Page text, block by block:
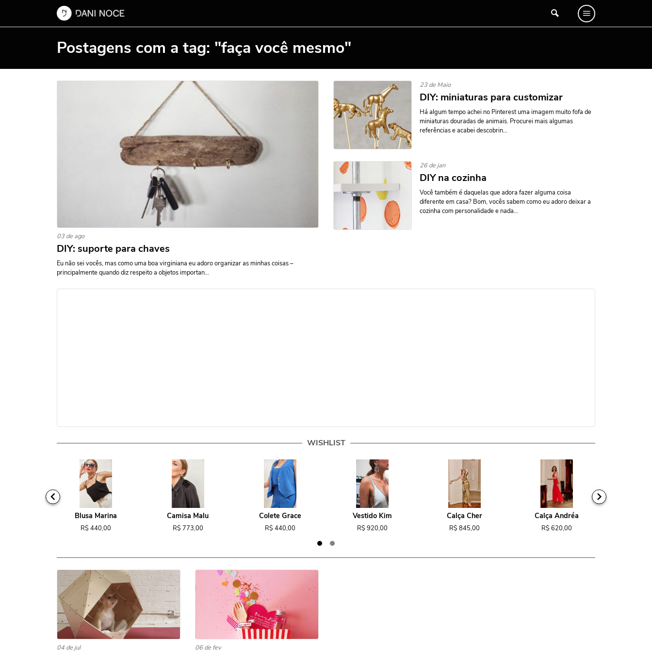
Postagens com a tag: "faça você mesmo"
03 de ago
DIY: suporte para chaves
Eu não sei vocês, mas como uma boa virginiana eu adoro organizar as minhas coisas –
principalmente quando diz respeito a objetos importan...
23 de Maio
DIY: miniaturas para customizar
Há algum tempo achei no Pinterest uma imagem muito fofa de
miniaturas douradas de animais. Procurei mais algumas
referências e acabei descobrin...
26 de jan
DIY na cozinha
Você também é daquelas que adora fazer alguma coisa
diferente em casa? Bom, vocês sabem como eu adoro deixar a
cozinha com personalidade e nada...
WISHLIST
Blusa Marina
R$ 440,00
Camisa Malu
R$ 773,00
Colete Grace
R$ 440,00
Vestido Kim
R$ 920,00
Calça Cher
R$ 845,00
Calça Andréa
R$ 620,00
04 de jul 06 de fev